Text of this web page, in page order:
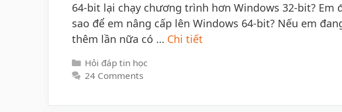
64-bit lại chạy chương trình hơn Windows 32-bit? Em
sao để em nâng cấp lên Windows 64-bit? Nếu em
thêm lần nữa có … Chi tiết
Categories
Hỏi đáp tin học
24 Comments